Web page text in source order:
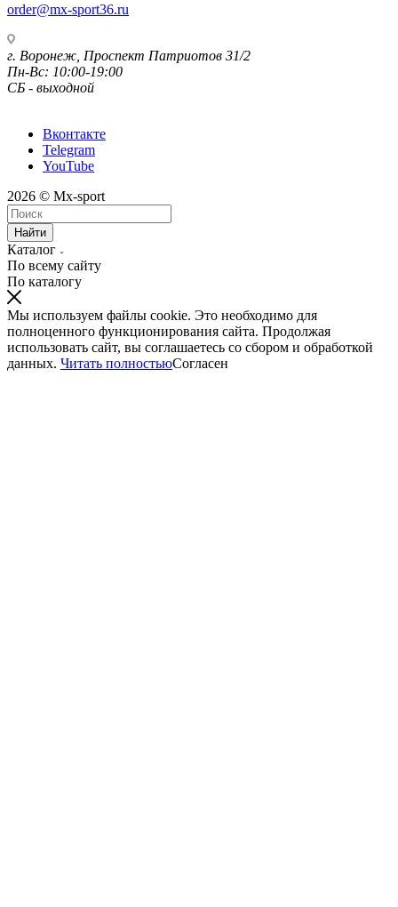
order@mx-sport36.ru
г. Воронеж, Проспект Патриотов 31/2
Пн-Вс: 10:00-19:00
СБ - выходной
Вконтакте
Telegram
YouTube
2026 © Mx-sport
Найти
Каталог
По всему сайту
По каталогу
Мы используем файлы cookie. Это необходимо для
полноценного функционирования сайта. Продолжая
использовать сайт, вы соглашаетесь со сбором и обработкой
данных. Читать полностьюСогласен